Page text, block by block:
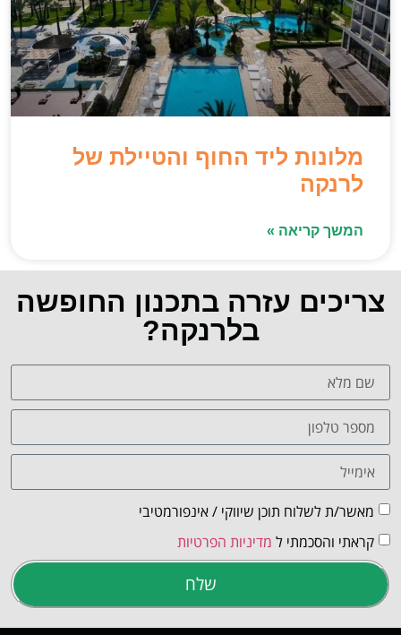
מלונות ליד החוף והטיילת של
לרנקה
המשך קריאה »
צריכים עזרה בתכנון החופשה
בלרנקה?
מאשר/ת לשלוח תוכן שיווקי / אינפורמטיבי
קראתי והסכמתי ל מדיניות הפרטיות
שלח